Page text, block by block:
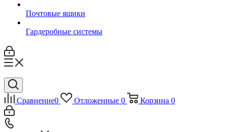
Почтовые ящики
Гардеробные системы
Сравнение0 Отложенные 0 Корзина 0